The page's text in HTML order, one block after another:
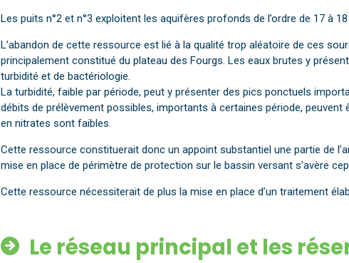
Les puits n°2 et n°3 exploitent les aquifères profonds de l’ordre de 17 à
L’abandon de cette ressource est lié à la qualité trop aléatoire de ces
principalement constitué du plateau des Fourgs. Les eaux brutes y
turbidité et de bactériologie.
La turbidité, faible par période, peut y présenter des pics ponctuels
débits de prélèvement possibles, importants à certaines période, peuvent
en nitrates sont faibles.
Cette ressource constituerait donc un appoint substantiel une partie de
mise en place de périmètre de protection sur le bassin versant s’avère
Cette ressource nécessiterait de plus la mise en place d’un traitement
Le réseau principal et les